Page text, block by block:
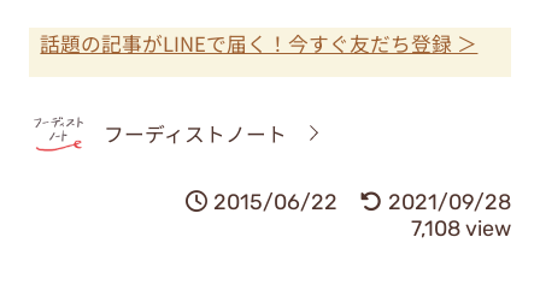
話題の記事がLINEで届く！今すぐ友だち登録 ＞
フーディストノート
2015/06/22
2021/09/28
7,108 view